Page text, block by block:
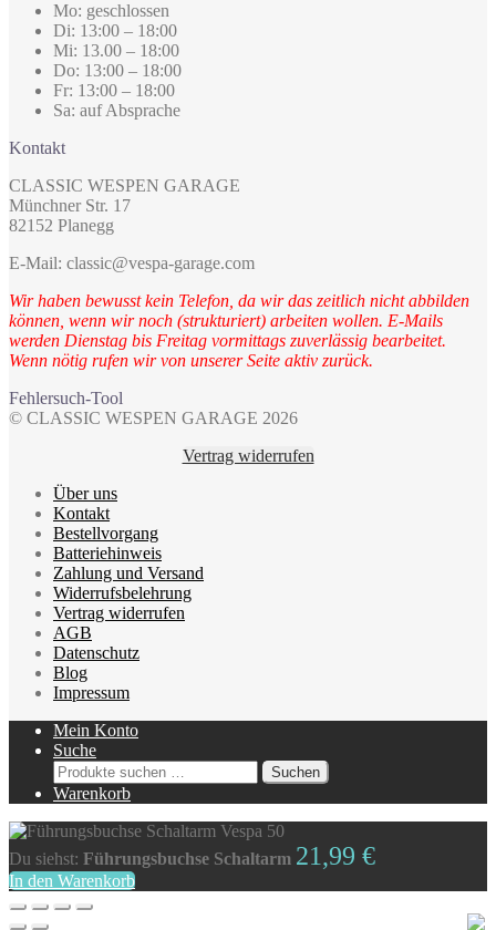
Mo: geschlossen
Di: 13:00 – 18:00
Mi: 13.00 – 18:00
Do: 13:00 – 18:00
Fr: 13:00 – 18:00
Sa: auf Absprache
Kontakt
CLASSIC WESPEN GARAGE
Münchner Str. 17
82152 Planegg
E-Mail: classic@vespa-garage.com
Wir haben bewusst kein Telefon, da wir das zeitlich nicht abbilden
können, wenn wir noch (strukturiert) arbeiten wollen. E-Mails
werden Dienstag bis Freitag vormittags zuverlässig bearbeitet.
Wenn nötig rufen wir von unserer Seite aktiv zurück.
Fehlersuch-Tool
© CLASSIC WESPEN GARAGE 2026
Vertrag widerrufen
Über uns
Kontakt
Bestellvorgang
Batteriehinweis
Zahlung und Versand
Widerrufsbelehrung
Vertrag widerrufen
AGB
Datenschutz
Blog
Impressum
Mein Konto
Suche
Suchen
nach:
Suchen
Warenkorb
Du siehst: Führungsbuchse Schaltarm 21,99 €
In den Warenkorb